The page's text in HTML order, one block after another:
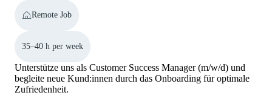
Remote Job
35–40 h per week
Unterstütze uns als Customer Success Manager (m/w/d) und
begleite neue Kund:innen durch das Onboarding für optimale
Zufriedenheit.